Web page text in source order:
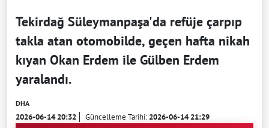
Tekirdağ Süleymanpaşa'da refüje çarpıp
takla atan otomobilde, geçen hafta nikah
kıyan Okan Erdem ile Gülben Erdem
yaralandı.
DHA
2026-06-14 20:32 Güncelleme Tarihi:2026-06-14 21:29